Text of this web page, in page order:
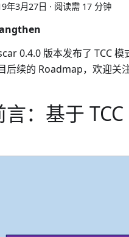
年3月27日 · 阅读需 17 分钟
0.4.0 版本发布了 TCC
后续的 Roadmap，欢迎关注
言：基于